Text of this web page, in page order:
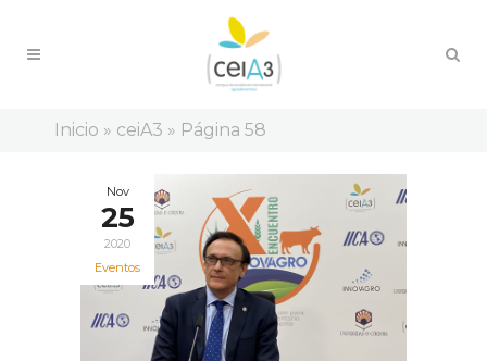
Inicio » ceiA3 » Página 58
Nov
25
2020
Eventos